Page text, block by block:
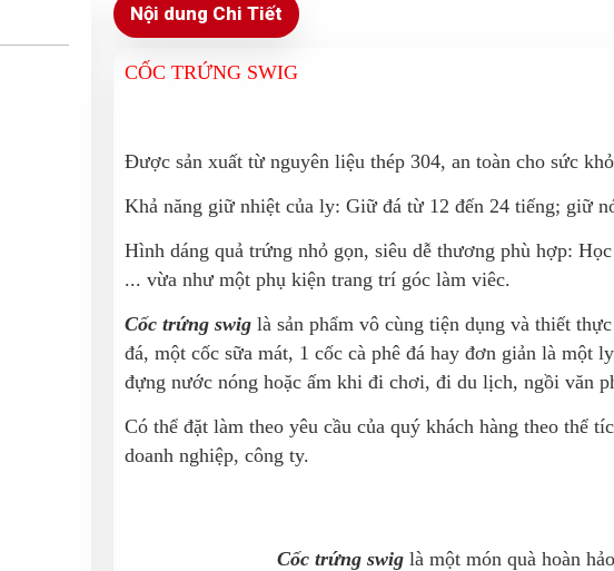
Nội dung Chi Tiết
CỐC TRỨNG SWIG
Được sản xuất từ nguyên liệu thép 304, an toàn cho sức
Khả năng giữ nhiệt của ly: Giữ đá từ 12 đến 24 tiếng; giữ
Hình dáng quả trứng nhỏ gọn, siêu dễ thương phù hợp:
... vừa như một phụ kiện trang trí góc làm viêc.
Cốc trứng swig là sản phẩm vô cùng tiện dụng và thiết
đá, một cốc sữa mát, 1 cốc cà phê đá hay đơn giản là một
đựng nước nóng hoặc ấm khi đi chơi, đi du lịch, ngồi văn
Có thể đặt làm theo yêu cầu của quý khách hàng theo thể
doanh nghiệp, công ty.
Cốc trứng swiglà một món quà hoàn